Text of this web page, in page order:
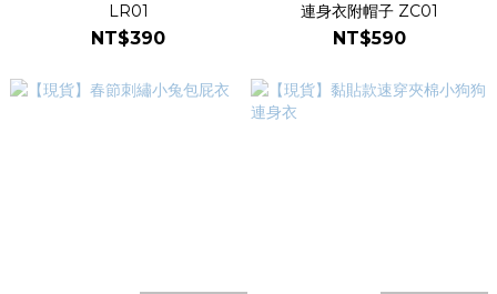
LR01
NT$390
連身衣附帽子 ZC01
NT$590